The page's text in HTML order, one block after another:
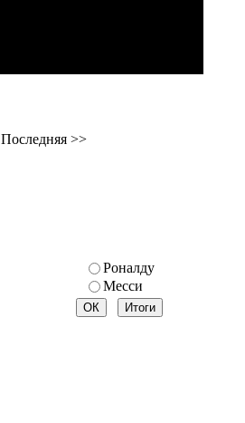
Последняя >>
Роналду
Месси